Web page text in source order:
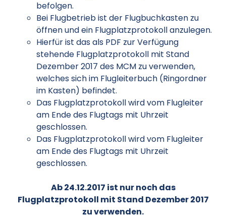
befolgen.
Bei Flugbetrieb ist der Flugbuchkasten zu
öffnen und ein Flugplatzprotokoll anzulegen.
Hierfür ist das als PDF zur Verfügung
stehende Flugplatzprotokoll mit Stand
Dezember 2017 des MCM zu verwenden,
welches sich im Flugleiterbuch (Ringordner
im Kasten) befindet.
Das Flugplatzprotokoll wird vom Flugleiter
am Ende des Flugtags mit Uhrzeit
geschlossen.
Das Flugplatzprotokoll wird vom Flugleiter
am Ende des Flugtags mit Uhrzeit
geschlossen.
Ab 24.12.2017 ist nur noch das
Flugplatzprotokoll mit Stand Dezember 2017
zu verwenden.